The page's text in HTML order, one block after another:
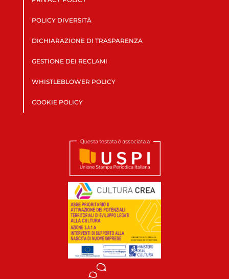
POLICY DIVERSITÀ
DICHIARAZIONE DI TRASPARENZA
GESTIONE DEI RECLAMI
WHISTLEBLOWER POLICY
COOKIE POLICY